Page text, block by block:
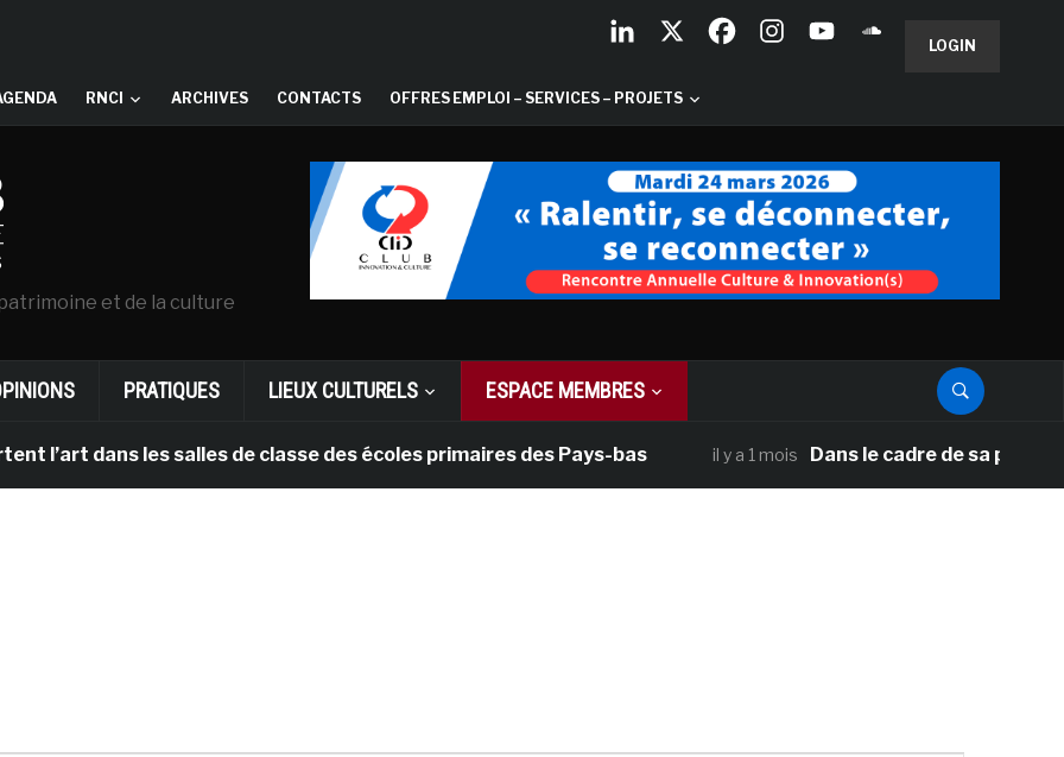
LOGIN
RNCI ARCHIVES CONTACTS OFFRES EMPLOI – SERVICES – PROJETS
et de la culture
PRATIQUES LIEUX CULTURELS ESPACE MEMBRES
l’art dans les salles de classe des écoles primaires des Pays-bas il y a 1 mois Dans le cadre de sa